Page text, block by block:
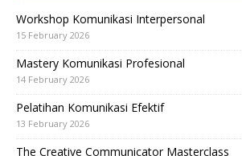
Workshop Komunikasi Interpersonal
15 February 2026
Mastery Komunikasi Profesional
14 February 2026
Pelatihan Komunikasi Efektif
13 February 2026
The Creative Communicator Masterclass